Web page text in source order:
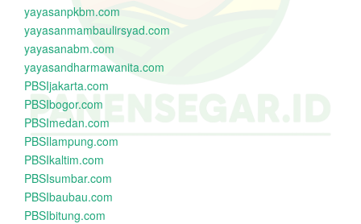
yayasanpkbm.com
yayasanmambaulirsyad.com
yayasanabm.com
yayasandharmawanita.com
PBSIjakarta.com
PBSIbogor.com
PBSImedan.com
PBSIlampung.com
PBSIkaltim.com
PBSIsumbar.com
PBSIbaubau.com
PBSIbitung.com